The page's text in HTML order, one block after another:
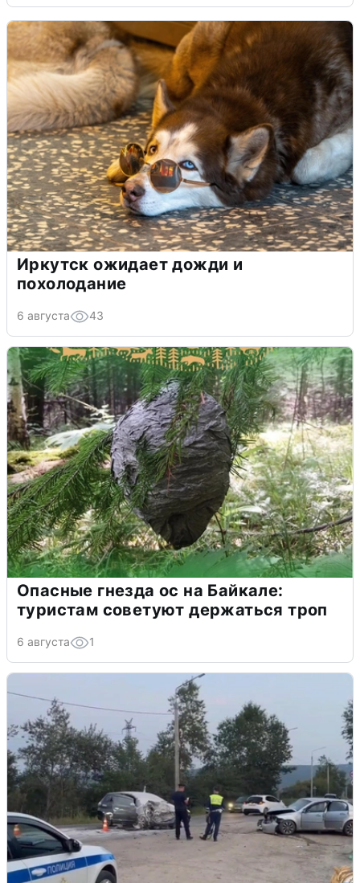
Иркутск ожидает дожди и
похолодание
6 августа 43
Опасные гнезда ос на Байкале:
туристам советуют держаться троп
6 августа 1